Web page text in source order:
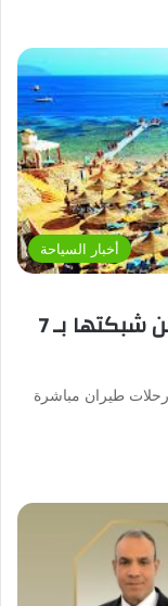
أخبار السياحة
Jet2 البريطانية: تدرج الغردقة ضمن شبكتها بـ 7
Jet2 البريطانية: تدرج الغردقة ضمن شبكتها بـ 7 رحلات طيران مباشرة